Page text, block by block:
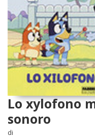
Lo xylofono
sonoro
di